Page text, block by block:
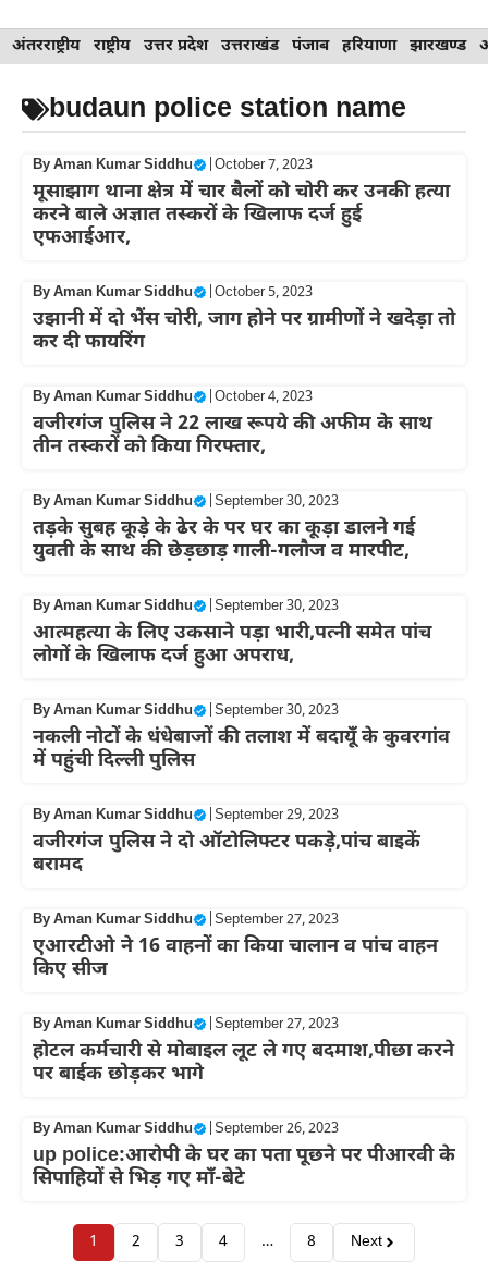
Skip
to
content
अंतरराष्ट्रीय राष्ट्रीय उत्तर प्रदेश उत्तराखंड पंजाब हरियाणा झारखण्ड
budaun police station name
ByAman Kumar Siddhu October 7, 2023
मूसाझाग थाना क्षेत्र में चार बैलों को चोरी कर उनकी हत्या
करने बाले अज्ञात तस्करों के खिलाफ दर्ज हुई
एफआईआर,
ByAman Kumar Siddhu October 5, 2023
उझानी में दो भैंस चोरी, जाग होने पर ग्रामीणों ने खदेड़ा तो
कर दी फायरिंग
ByAman Kumar Siddhu October 4, 2023
वजीरगंज पुलिस ने 22 लाख रूपये की अफीम के साथ
तीन तस्करों को किया गिरफ्तार,
ByAman Kumar Siddhu September 30, 2023
तड़के सुबह कूड़े के ढेर के पर घर का कूड़ा डालने गई
युवती के साथ की छेड़छाड़ गाली-गलौज व मारपीट,
ByAman Kumar Siddhu September 30, 2023
आत्महत्या के लिए उकसाने पड़ा भारी,पत्नी समेत पांच
लोगों के खिलाफ दर्ज हुआ अपराध,
ByAman Kumar Siddhu September 30, 2023
नकली नोटों के धंधेबाजों की तलाश में बदायूँ के कुवरगांव
में पहुंची दिल्ली पुलिस
ByAman Kumar Siddhu September 29, 2023
वजीरगंज पुलिस ने दो ऑटोलिफ्टर पकड़े,पांच बाइकें
बरामद
ByAman Kumar Siddhu September 27, 2023
एआरटीओ ने 16 वाहनों का किया चालान व पांच वाहन
किए सीज
ByAman Kumar Siddhu September 27, 2023
होटल कर्मचारी से मोबाइल लूट ले गए बदमाश,पीछा करने
पर बाईक छोड़कर भागे
ByAman Kumar Siddhu September 26, 2023
up police:आरोपी के घर का पता पूछने पर पीआरवी के
सिपाहियों से भिड़ गए माँ-बेटे
1 2 3 4 … 8 Next